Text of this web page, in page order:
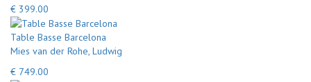
€ 399.00
Table Basse Barcelona
Mies van der Rohe, Ludwig
€ 749.00